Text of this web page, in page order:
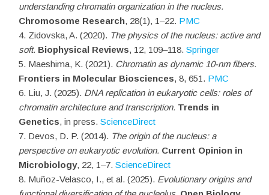
understanding chromatin organization in the nucleus.
Chromosome Research, 28(1), 1–22. PMC
Zidovska, A. (2020). The physics of the nucleus: active and
soft. Biophysical Reviews, 12, 109–118. Springer
Maeshima, K. (2021). Chromatin as dynamic 10-nm fibers.
Frontiers in Molecular Biosciences, 8, 651. PMC
Liu, J. (2025). DNA replication in eukaryotic cells: roles of
chromatin architecture and transcription. Trends in
Genetics, in press. ScienceDirect
Devos, D. P. (2014). The origin of the nucleus: a
perspective on eukaryotic evolution. Current Opinion in
Microbiology, 22, 1–7. ScienceDirect
Muñoz-Velasco, I., et al. (2025). Evolutionary origins and